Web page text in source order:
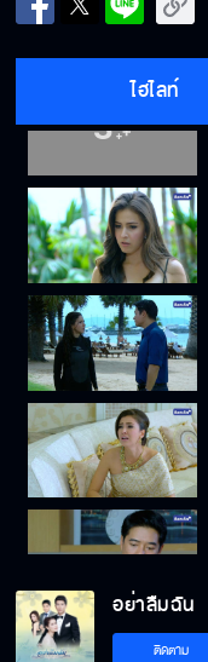
ไฮไลท์
อย่าลืมฉัน
ติดตาม